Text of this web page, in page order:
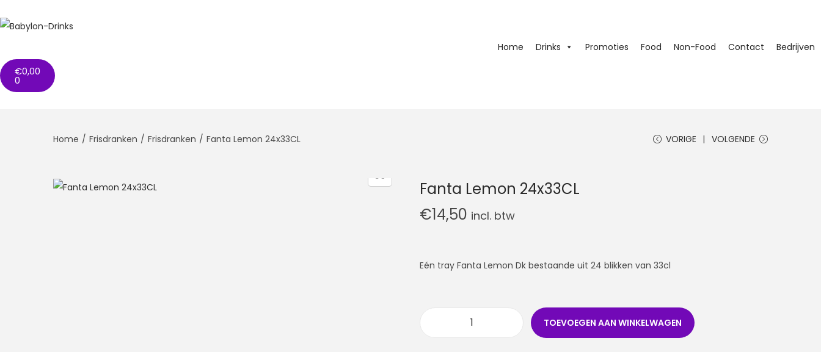
Home Drinks Promoties Food Non-Food Contact Bedrijven
€0,00
0
Home / Frisdranken / Frisdranken / Fanta Lemon 24x33CL VORIGE VOLGENDE
Fanta Lemon 24x33CL
€14,50 incl. btw
Eén tray Fanta Lemon Dk bestaande uit 24 blikken van 33cl
TOEVOEGEN AAN WINKELWAGEN